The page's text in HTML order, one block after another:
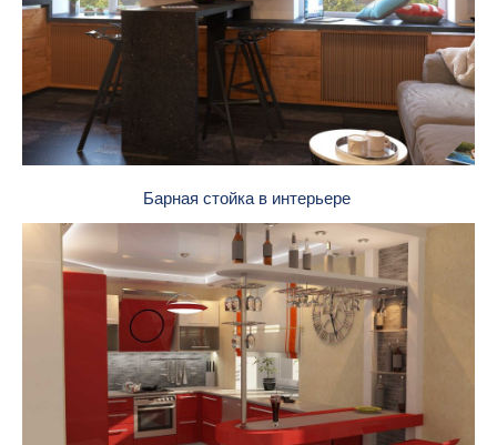
Барная стойка в интерьере